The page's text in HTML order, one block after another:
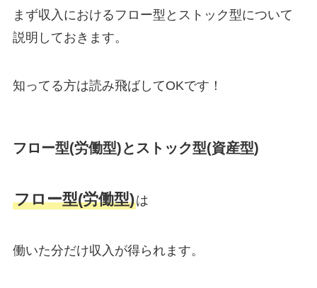
まず収入におけるフロー型とストック型について
説明しておきます。
知ってる方は読み飛ばしてOKです！
フロー型(労働型)とストック型(資産型)
フロー型(労働型)は
働いた分だけ収入が得られます。